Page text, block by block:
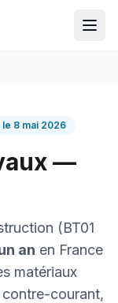
le 8 mai 2026
—
(BT01
an en France
matériaux
courant,